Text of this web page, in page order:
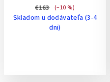
€163 (–10 %)
Skladom u dodávateľa (3-4
dni)